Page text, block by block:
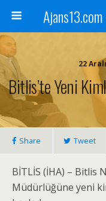
22
Bitlis’te Yeni
Share Tweet
BİTLİS (İHA) – Bitlis
Müdürlüğüne yeni